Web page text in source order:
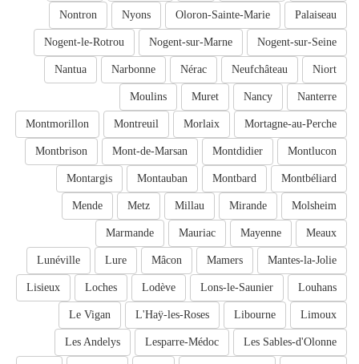
Palaiseau
Oloron-Sainte-Marie
Nyons
Nontron
Nogent-sur-Seine
Nogent-sur-Marne
Nogent-le-Rotrou
Niort
Neufchâteau
Nérac
Narbonne
Nantua
Nanterre
Nancy
Muret
Moulins
Mortagne-au-Perche
Morlaix
Montreuil
Montmorillon
Montlucon
Montdidier
Mont-de-Marsan
Montbrison
Montbéliard
Montbard
Montauban
Montargis
Molsheim
Mirande
Millau
Metz
Mende
Meaux
Mayenne
Mauriac
Marmande
Mantes-la-Jolie
Mamers
Mâcon
Lure
Lunéville
Louhans
Lons-le-Saunier
Lodève
Loches
Lisieux
Limoux
Libourne
L'Haÿ-les-Roses
Le Vigan
Les Sables-d'Olonne
Lesparre-Médoc
Les Andelys